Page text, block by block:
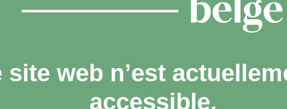
site web n’est
accessible.